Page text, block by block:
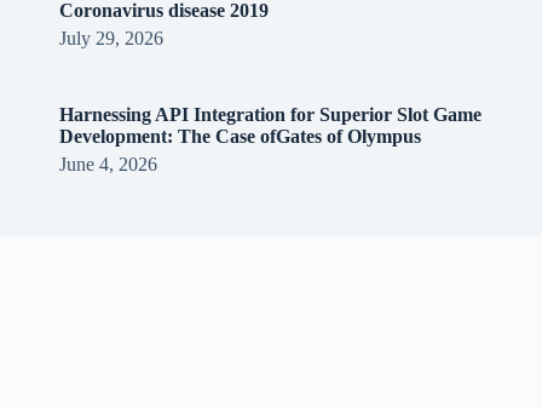
Coronavirus disease 2019
July 29, 2026
Harnessing API Integration for Superior Slot Game
Development: The Case ofGates of Olympus
June 4, 2026